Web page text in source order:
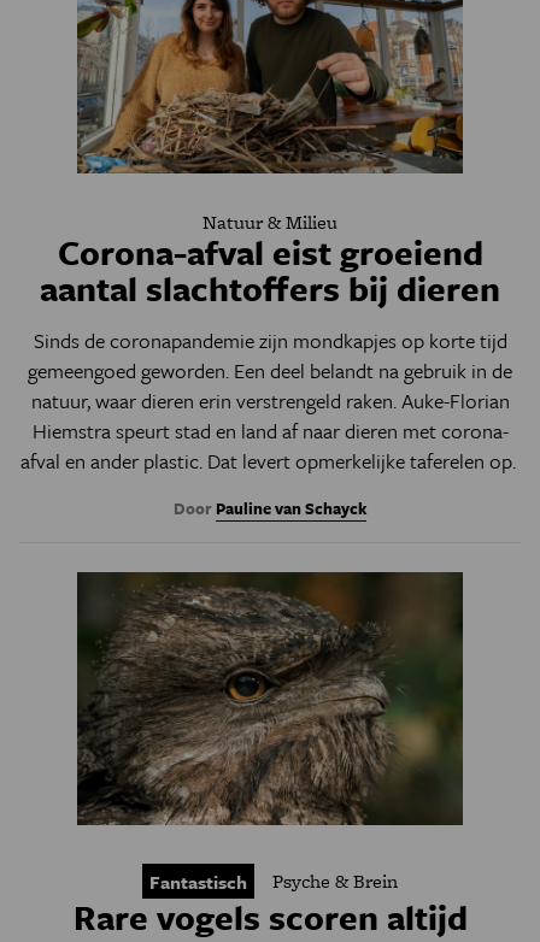
Natuur & Milieu
Corona-afval eist groeiend
aantal slachtoffers bij dieren
Sinds de coronapandemie zijn mondkapjes op korte tijd
gemeengoed geworden. Een deel belandt na gebruik in de
natuur, waar dieren erin verstrengeld raken. Auke-Florian
Hiemstra speurt stad en land af naar dieren met corona-
afval en ander plastic. Dat levert opmerkelijke taferelen op.
Door Pauline van Schayck
Fantastisch Psyche & Brein
Rare vogels scoren altijd